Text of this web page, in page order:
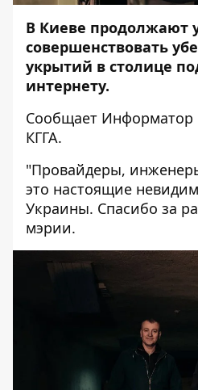
В Киеве продолжают
совершенствовать
укрытий в столице
интернету.
Сообщает Информатор
КГГА.
"Провайдеры,
это настоящие
Украины. Спасибо за
мэрии.